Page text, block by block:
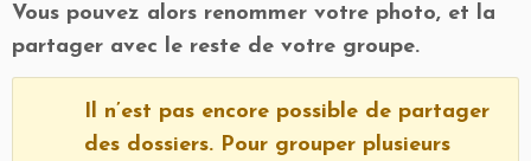
Vous pouvez alors renommer votre photo, et la
partager avec le reste de votre groupe.
Il n’est pas encore possible de partager
des dossiers. Pour grouper plusieurs